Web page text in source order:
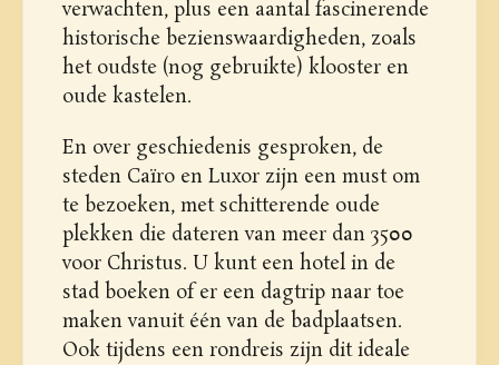
verwachten, plus een aantal fascinerende
historische bezienswaardigheden, zoals
het oudste (nog gebruikte) klooster en
oude kastelen.
En over geschiedenis gesproken, de
steden Caïro en Luxor zijn een must om
te bezoeken, met schitterende oude
plekken die dateren van meer dan 3500
voor Christus. U kunt een hotel in de
stad boeken of er een dagtrip naar toe
maken vanuit één van de badplaatsen.
Ook tijdens een rondreis zijn dit ideale